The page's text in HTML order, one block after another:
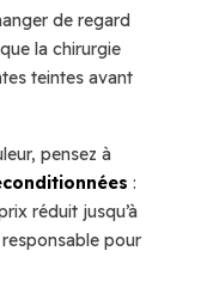
de regard
que la chirurgie
teintes avant
pensez à
:
réduit jusqu’à
pour